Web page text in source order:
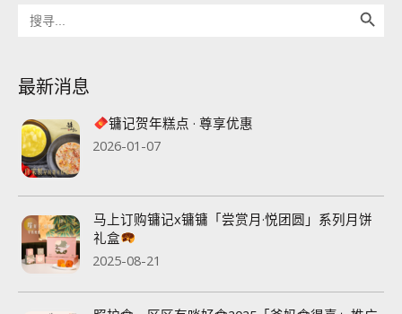
Search
for:
最新消息
镛记贺年糕点 · 尊享优惠
2026-01-07
马上订购镛记x镛镛「尝赏月·悦团圆」系列月饼
礼盒
2025-08-21